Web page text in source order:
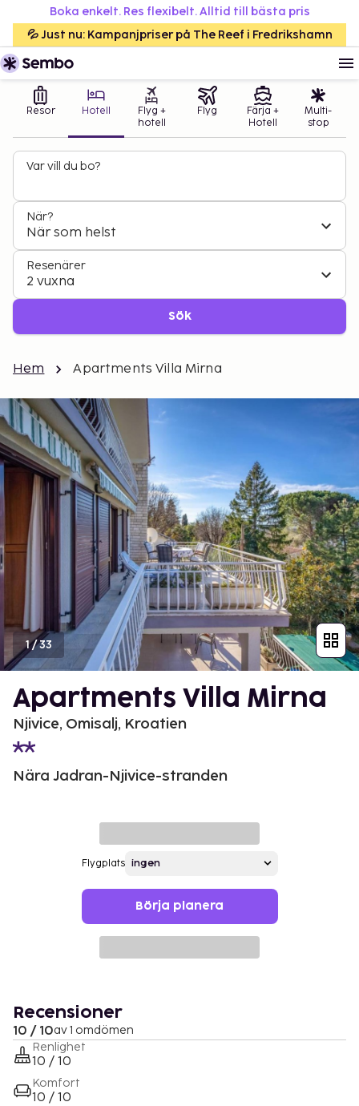
Boka enkelt. Res flexibelt. Alltid till bästa pris
💦 Just nu: Kampanjpriser på The Reef i Fredrikshamn
Resor Hotell
Flyg +
hotell
Flyg
Färja +
Hotell
Multi-
stop
Var vill du bo?
När?
När som helst
Resenärer
2 vuxna
Sök
Hem Apartments Villa Mirna
1/33
Apartments Villa Mirna
Njivice, Omisalj, Kroatien
Nära Jadran-Njivice-stranden
Flygplats
Börja planera
Recensioner
10 / 10av 1 omdömen
Renlighet
10 / 10
Komfort
10 / 10